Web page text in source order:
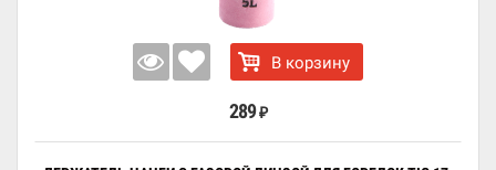
В корзину
289 ₽